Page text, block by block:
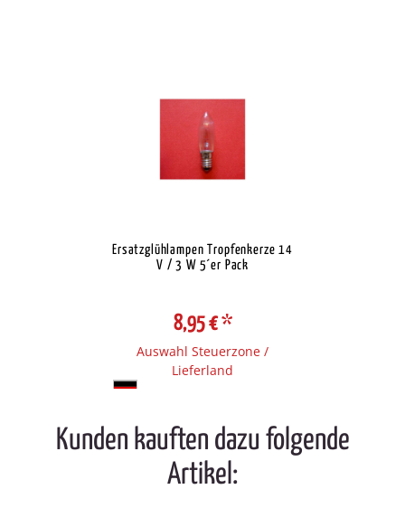
Ersatzglühlampen Tropfenkerze 14
V / 3 W 5´er Pack
8,95 €*
Auswahl Steuerzone /
Lieferland
Kunden kauften dazu folgende
Artikel: